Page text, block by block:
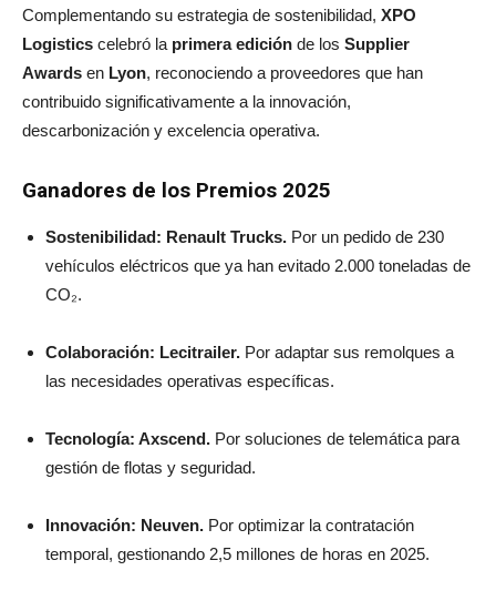
Complementando su estrategia de sostenibilidad, XPO
Logistics celebró la primera edición de los Supplier
Awards en Lyon, reconociendo a proveedores que han
contribuido significativamente a la innovación,
descarbonización y excelencia operativa.
Ganadores de los Premios 2025
Sostenibilidad: Renault Trucks. Por un pedido de 230
vehículos eléctricos que ya han evitado 2.000 toneladas de
CO₂.
Colaboración: Lecitrailer. Por adaptar sus remolques a
las necesidades operativas específicas.
Tecnología: Axscend. Por soluciones de telemática para
gestión de flotas y seguridad.
Innovación: Neuven. Por optimizar la contratación
temporal, gestionando 2,5 millones de horas en 2025.